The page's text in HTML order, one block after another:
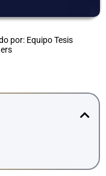
por: Equipo Tesis